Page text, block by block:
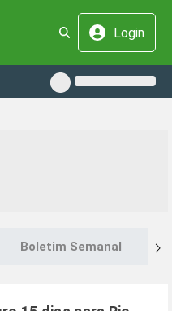
Login
Boletim Semanal